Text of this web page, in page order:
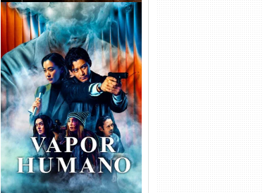
Vapor Humano 1ª Temporada
Torrent (2026) WEB-DL 1080p
Dual Áudio